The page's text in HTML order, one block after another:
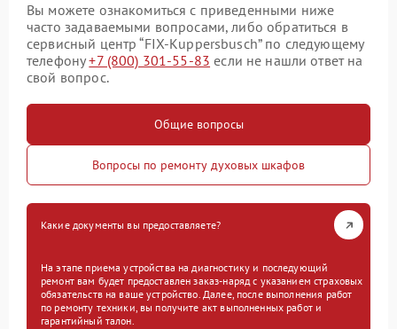
Вы можете ознакомиться с приведенными ниже
часто задаваемыми вопросами, либо обратиться в
сервисный центр “FIX-Kuppersbusch” по следующему
телефону+7 (800) 301-55-83 если не нашли ответ на
свой вопрос.
Общие вопросы
Вопросы по ремонту духовых шкафов
Какие документы вы предоставляете?
На этапе приема устройства на диагностику и последующий
ремонт вам будет предоставлен заказ-наряд с указанием страховых
обязательств на ваше устройство. Далее, после выполнения работ
по ремонту техники, вы получите акт выполненных работ и
гарантийный талон.